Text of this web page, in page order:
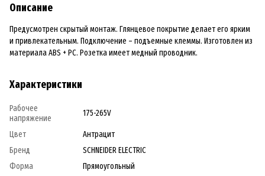
Описание
Предусмотрен скрытый монтаж. Глянцевое покрытие делает его ярким
и привлекательным. Подключение – подъемные клеммы. Изготовлен из
материала ABS + PC. Розетка имеет медный проводник.
Характеристики
Рабочее
напряжение
175-265V
Цвет
Антрацит
Бренд
SCHNEIDER ELECTRIC
Форма
Прямоугольный